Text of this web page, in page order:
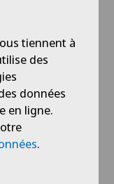
peut
repos mental
la
plusieurs
réflexologie
plus
tiennent à
des
données
en ligne.
.